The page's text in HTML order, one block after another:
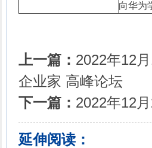
向华为
上一篇： 2022年12
企业家 高峰论坛
下一篇： 2022年12
延伸阅读：